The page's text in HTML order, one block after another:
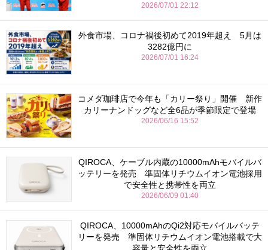
2026/07/01 22:12
外食市場、コロナ禍後初めて2019年超え 5月は
3282億円に
2026/07/01 16:24
コメダ珈琲店で今年も「カリー祭り」開催 新作
カリーナンドッグなど全6品が季節限定で登場
2026/06/16 15:52
QIROCA、ケーブル内蔵の10000mAhモバイルバ
ッテリーを発売 準固体リチウムイオン電池採用
で安全性と携帯性を両立
2026/06/09 01:40
QIROCA、10000mAhのQi2対応モバイルバッテ
リーを発売 準固体リチウムイオン電池搭載で大
容量と安全性を両立